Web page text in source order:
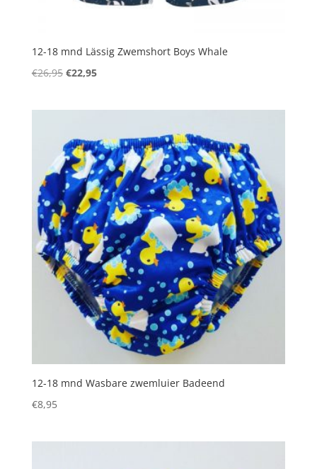
12-18 mnd Lässig Zwemshort Boys Whale
€26,95 Oorspronkelijke
€22,95Huidige
12-18 mnd Wasbare zwemluier Badeend
€8,95